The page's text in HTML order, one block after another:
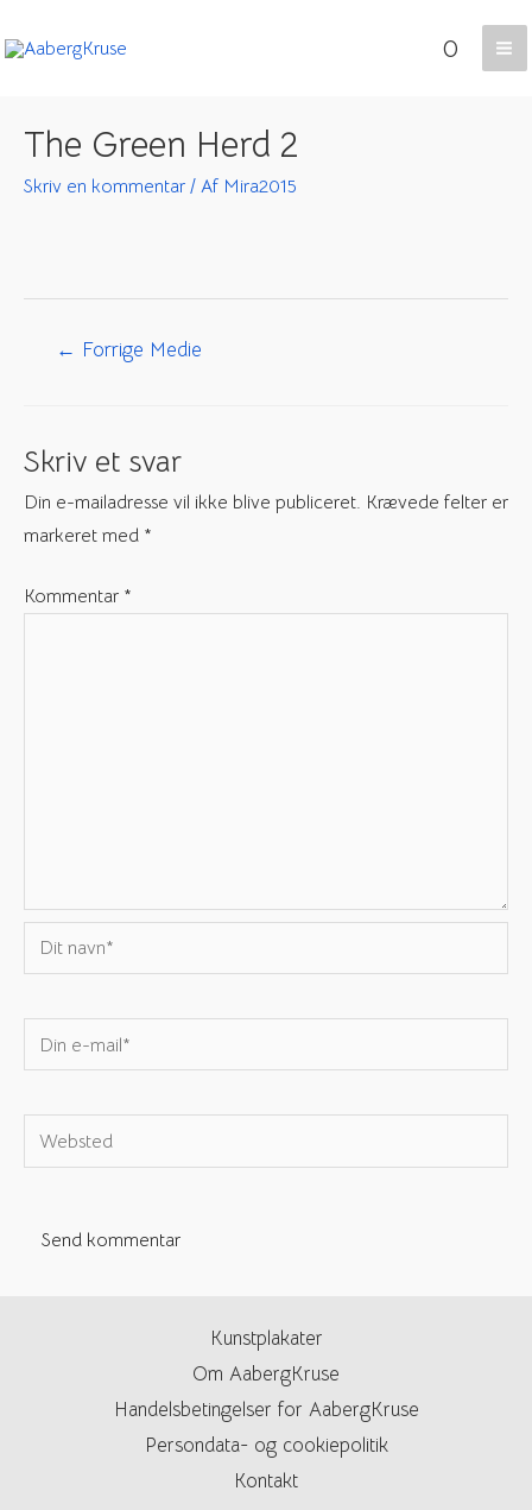
til
0
The Green Herd 2
Skriv en kommentar / Af Mira2015
Indlægsnavigation
← Forrige Medie
Skriv et svar
Din e-mailadresse vil ikke blive publiceret. Krævede felter er
markeret med *
Kommentar *
Dit
navn*
Din
e-
Websted
Kunstplakater
Om AabergKruse
Handelsbetingelser for AabergKruse
Persondata- og cookiepolitik
Kontakt